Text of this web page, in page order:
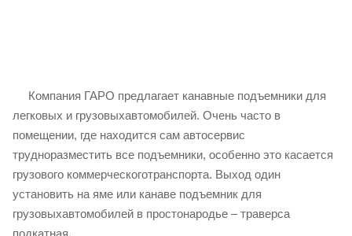
Компания ГАРО предлагает канавные подъемники для
легковых и грузовыхавтомобилей. Очень часто в
помещении, где находится сам автосервис
трудноразместить все подъемники, особенно это касается
грузового коммерческоготранспорта. Выход один
установить на яме или канаве подъемник для
грузовыхавтомобилей в простонародье – траверса
подкатная.